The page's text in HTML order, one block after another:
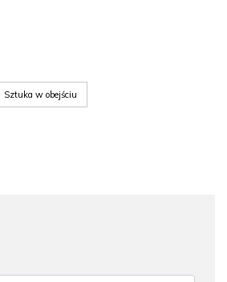
Sztuka w obejściu